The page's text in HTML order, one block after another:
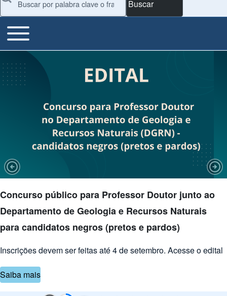
Main Menu
Toggle main menu
Presentación de diapositivas
Slide 1 of 7
Concurso público para Professor Doutor junto ao
Departamento de Geologia e Recursos Naturais
para candidatos negros (pretos e pardos)
Inscrições devem ser feitas até 4 de setembro. Acesse o edital
Saiba mais
Previous Slide